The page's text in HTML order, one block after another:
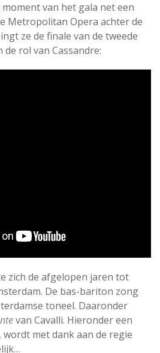
van het gala net een
Metropolitan Opera achter de
ze de finale van de tweede
de rol van Cassandre:
zich de afgelopen jaren tot
De bas-bariton zong
toneel. Daaronder
van Cavalli. Hieronder een
wordt met dank aan de regie